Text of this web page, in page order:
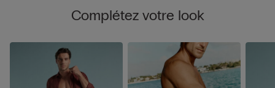
Complétez votre look